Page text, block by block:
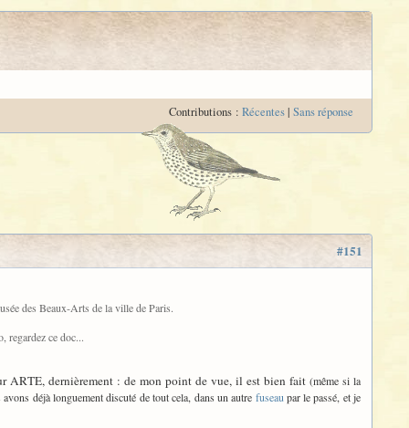
Contributions : Récentes| Sans réponse
#151
des Beaux-Arts de la ville de Paris.
regardez ce doc...
ARTE, dernièrement : de mon point de vue, il est bien fait (même si la
déjà longuement discuté de tout cela, dans un autre fuseau par le passé, et je